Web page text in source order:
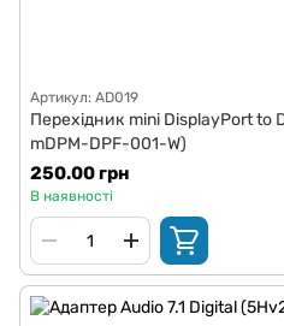
Артикул: AD019
Перехідник mini DisplayPort to
mDPM-DPF-001-W)
250.00 грн
В наявності